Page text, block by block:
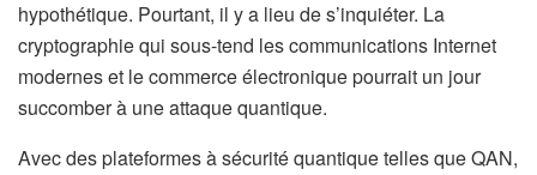
hypothétique. Pourtant, il y a lieu de s’inquiéter. La
cryptographie qui sous-tend les communications Internet
modernes et le commerce électronique pourrait un jour
succomber à une attaque quantique.
Avec des plateformes à sécurité quantique telles que QAN,